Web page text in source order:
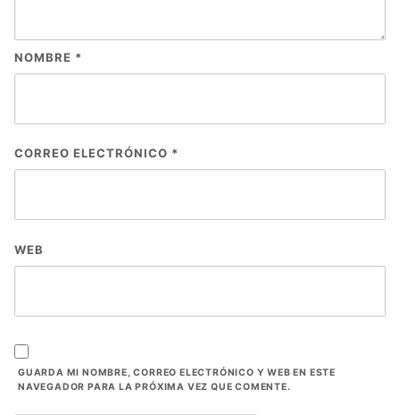
NOMBRE *
CORREO ELECTRÓNICO *
WEB
GUARDA MI NOMBRE, CORREO ELECTRÓNICO Y WEB EN ESTE
NAVEGADOR PARA LA PRÓXIMA VEZ QUE COMENTE.